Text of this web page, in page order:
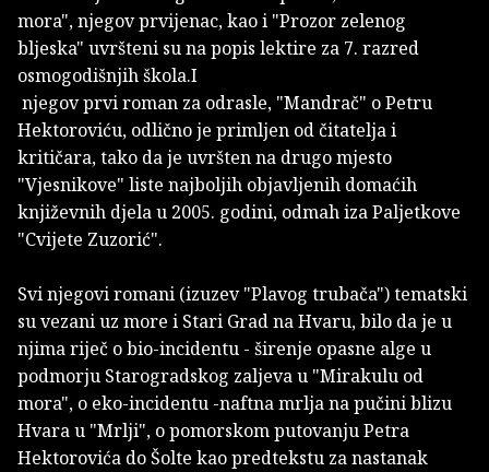
mora", njegov prvijenac, kao i "Prozor zelenog
bljeska" uvršteni su na popis lektire za 7. razred
osmogodišnjih škola.I
njegov prvi roman za odrasle, "Mandrač" o Petru
Hektoroviću, odlično je primljen od čitatelja i
kritičara, tako da je uvršten na drugo mjesto
"Vjesnikove" liste najboljih objavljenih domaćih
književnih djela u 2005. godini, odmah iza Paljetkove
"Cvijete Zuzorić".
Svi njegovi romani (izuzev "Plavog trubača") tematski
su vezani uz more i Stari Grad na Hvaru, bilo da je u
njima riječ o bio-incidentu - širenje opasne alge u
podmorju Starogradskog zaljeva u "Mirakulu od
mora", o eko-incidentu -naftna mrlja na pučini blizu
Hvara u "Mrlji", o pomorskom putovanju Petra
Hektorovića do Šolte kao predtekstu za nastanak